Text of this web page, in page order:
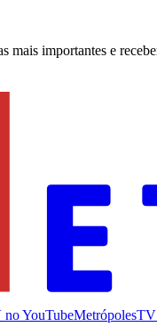
mais importantes e
noYouTubeMetrópolesTV